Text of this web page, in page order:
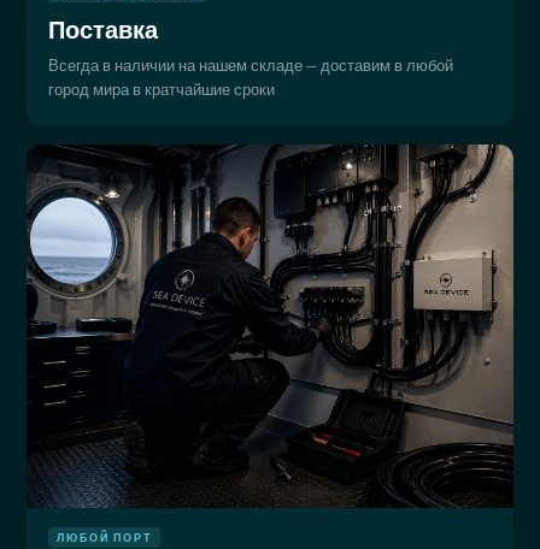
Поставка
Всегда в наличии на нашем складе — доставим в любой
город мира в кратчайшие сроки
ЛЮБОЙ ПОРТ